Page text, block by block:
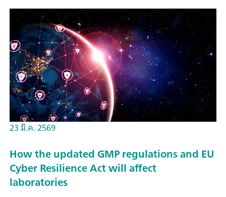
23 มี.ค. 2569
How the updated GMP regulations and EU
Cyber Resilience Act will affect
laboratories